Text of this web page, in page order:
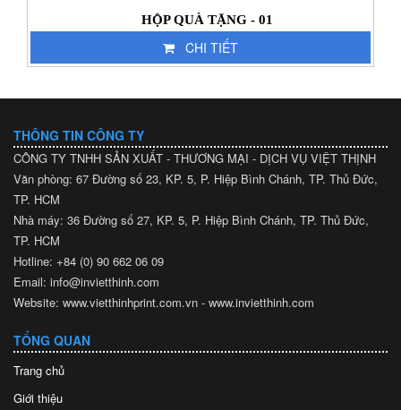
HỘP QUÀ TẶNG - 01
CHI TIẾT
THÔNG TIN CÔNG TY
CÔNG TY TNHH SẢN XUẤT - THƯƠNG MẠI - DỊCH VỤ VIỆT THỊNH
Văn phòng: 67 Đường số 23, KP. 5, P. Hiệp Bình Chánh, TP. Thủ Đức,
TP. HCM
Nhà máy: 36 Đường số 27, KP. 5, P. Hiệp Bình Chánh, TP. Thủ Đức,
TP. HCM
Hotline: +84 (0) 90 662 06 09
Email: info@invietthinh.com
Website: www.vietthinhprint.com.vn - www.invietthinh.com
TỔNG QUAN
Trang chủ
Giới thiệu